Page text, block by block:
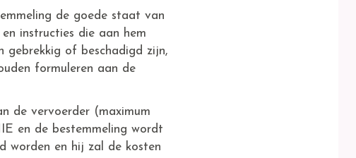
de goede staat van
instructies die aan hem
gebrekkig of beschadigd zijn,
formuleren aan de
de vervoerder (maximum
en de bestemmeling wordt
worden en hij zal de kosten